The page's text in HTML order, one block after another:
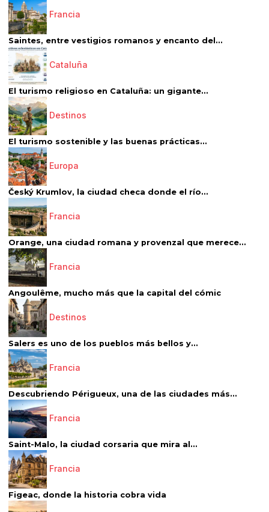
Francia
Saintes, entre vestigios romanos y encanto del...
Cataluña
El turismo religioso en Cataluña: un gigante...
Destinos
El turismo sostenible y las buenas prácticas...
Europa
Český Krumlov, la ciudad checa donde el río...
Francia
Orange, una ciudad romana y provenzal que merece...
Francia
Angoulême, mucho más que la capital del cómic
Destinos
Salers es uno de los pueblos más bellos y...
Francia
Descubriendo Périgueux, una de las ciudades más...
Francia
Saint-Malo, la ciudad corsaria que mira al...
Francia
Figeac, donde la historia cobra vida